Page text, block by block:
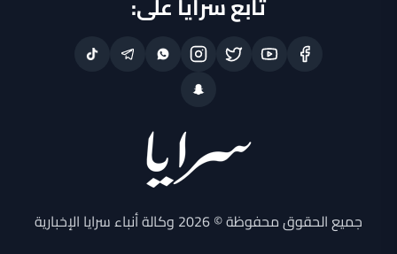
جميع الحقوق محفوظة © 2026 وكالة أنباء سرايا الإخبارية